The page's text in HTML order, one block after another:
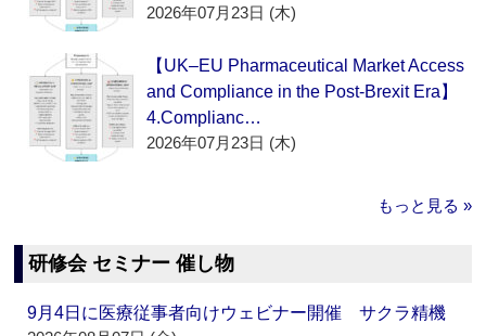
2026年07月23日 (木)
【UK–EU Pharmaceutical Market Access
and Compliance in the Post-Brexit Era】
4.Complianc…
2026年07月23日 (木)
もっと見る »
研修会 セミナー 催し物
9月4日に医療従事者向けウェビナー開催 サクラ精機